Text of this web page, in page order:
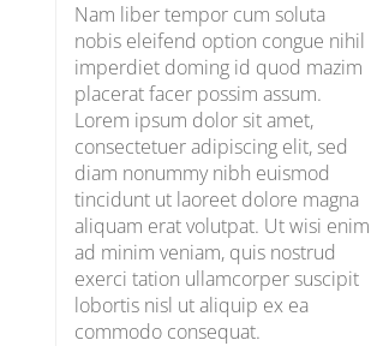
Nam liber tempor cum soluta
nobis eleifend option congue nihil
imperdiet doming id quod mazim
placerat facer possim assum.
Lorem ipsum dolor sit amet,
consectetuer adipiscing elit, sed
diam nonummy nibh euismod
tincidunt ut laoreet dolore magna
aliquam erat volutpat. Ut wisi enim
ad minim veniam, quis nostrud
exerci tation ullamcorper suscipit
lobortis nisl ut aliquip ex ea
commodo consequat.